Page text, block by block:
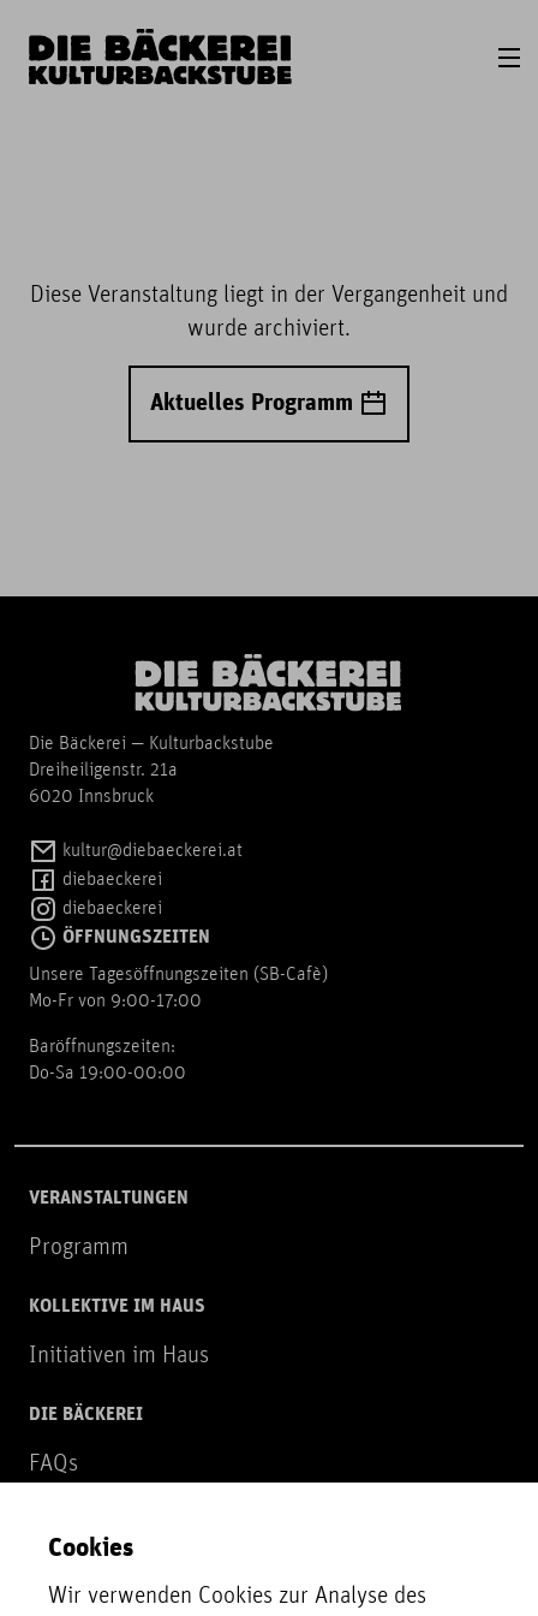
Diese Veranstaltung liegt in der Vergangenheit und
wurde archiviert.
Aktuelles Programm
Die Bäckerei — Kulturbackstube
Dreiheiligenstr. 21a
6020 Innsbruck
kultur@diebaeckerei.at
diebaeckerei
diebaeckerei
ÖFFNUNGSZEITEN
Unsere Tagesöffnungszeiten (SB-Cafè)
Mo-Fr von 9:00-17:00
Baröffnungszeiten:
Do-Sa 19:00-00:00
VERANSTALTUNGEN
Programm
KOLLEKTIVE IM HAUS
Initiativen im Haus
DIE BÄCKEREI
FAQs
NEWSLETTER
Zur Newsletter Anmeldung
Cookies
Wir verwenden Cookies zur Analyse des